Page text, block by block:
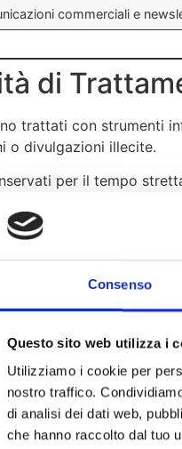
Consenso
Questo sito web utilizza i
Utilizziamo i cookie per
nostro traffico.
di analisi dei dati web,
che hanno raccolto dal tuo
commerciali e
di
trattati con strumenti
o divulgazioni illecite.
per il tempo
10 anni dalla
pre-contrattuale:
e comunicazioni
navigazione:12 mesi
e
vengono diffusi a terzi,
tecnici(hosting,
per l’erogazione